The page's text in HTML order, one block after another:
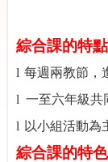
綜合課的特點
l 每週兩教節，
l 一至六年級共
l 以小組活動為
綜合課的特色